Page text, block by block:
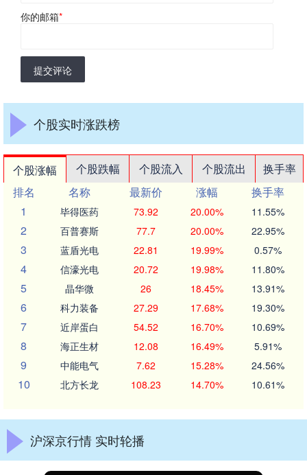
你的邮箱*
提交评论
个股实时涨跌榜
个股涨幅 个股跌幅 个股流入 个股流出
换手率
排名
名称 最新价 涨幅
换手率
1
毕得医药 73.92 20.00% 11.55%
2 百普赛斯 77.7 20.00% 22.95%
3 蓝盾光电 22.81 19.99% 0.57%
4 信濠光电 20.72 19.98% 11.80%
5 晶华微 26 18.45% 13.91%
6 科力装备 27.29 17.68% 19.30%
7 近岸蛋白 54.52 16.70% 10.69%
8 海正生材 12.08 16.49% 5.91%
9 中能电气 7.62 15.28% 24.56%
10 北方长龙 108.23 14.70% 10.61%
沪深京行情 实时轮播